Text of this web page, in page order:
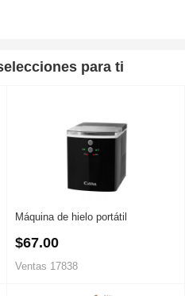
para ti
Máquina de hielo portátil
$67.00
Ventas 17838